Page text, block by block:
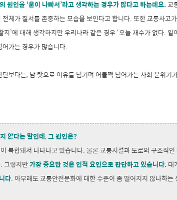
원인을 ‘운이 나빠서’라고 생각하는 경우가 많다고 하는데요.교
체가 질서를 존중하는 모습을 보인다고 합니다. 또한 교통사고
’에 대해 생각하지만 우리나라 같은 경우 ‘오늘 재수가 없다. 일
가는 경우가 많습니다.
보다는, 남 탓으로 이유를 넘기며 어물쩍 넘어가는 사회 분위기
않다는 말인데, 그 원인은?
복합돼서 나타나고 있습니다. 물론 교통시설과 도로의 구조적
그렇지만가장 중요한 것은 인적 요인으로 판단하고 있습니다.대
다. 아무래도 교통안전문화에 대한 수준이 좀 떨어지지 않나하